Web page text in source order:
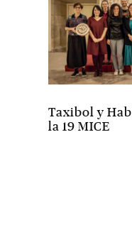
Taxibol y
la 19 MICE